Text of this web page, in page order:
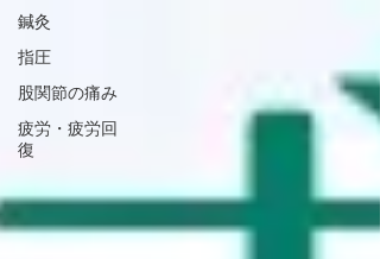
鍼灸
指圧
股関節の痛み
疲労・疲労回
復